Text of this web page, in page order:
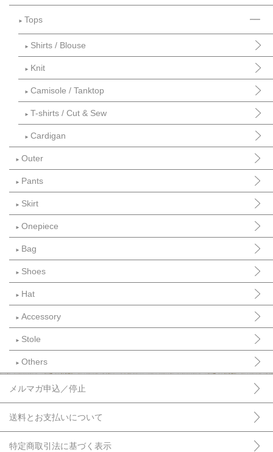
► Tops
► Shirts / Blouse
► Knit
► Camisole / Tanktop
► T-shirts / Cut & Sew
► Cardigan
► Outer
► Pants
► Skirt
► Onepiece
► Bag
► Shoes
► Hat
► Accessory
► Stole
► Others
メルマガ申込／停止
送料とお支払いについて
特定商取引法に基づく表示